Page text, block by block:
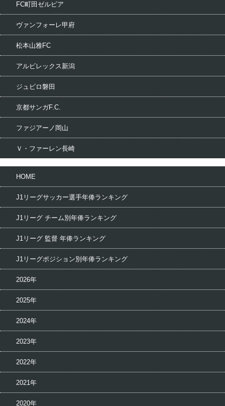
FC町田ゼルビア
ヴァンフォーレ甲府
松本山雅FC
アルビレックス新潟
ジュビロ磐田
京都サンガF.C.
ファジアーノ岡山
Ｖ・ファーレン長崎
HOME
J1リーグサッカー選手年俸ランキング
J1リーグ チーム別年俸ランキング
J1リーグ 監督 年俸ランキング
J1リーグポジション別年俸ランキング
2026年
2025年
2024年
2023年
2022年
2021年
2020年